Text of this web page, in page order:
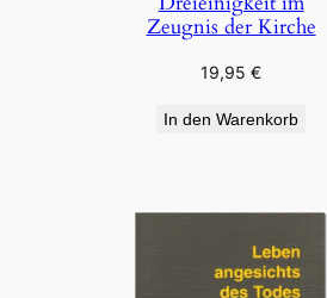
Zeugnis der Kirche
19,95€
In den Warenkorb